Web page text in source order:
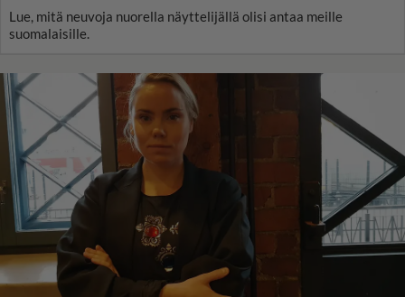
Lue, mitä neuvoja nuorella näyttelijällä olisi antaa meille
suomalaisille.